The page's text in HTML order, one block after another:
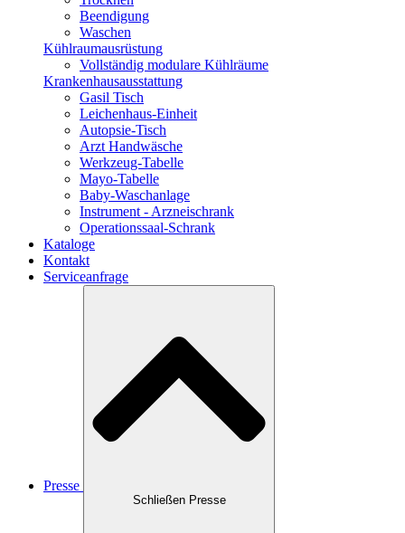
Beendigung
Waschen
Kühlraumausrüstung
Vollständig modulare Kühlräume
Krankenhausausstattung
Gasil Tisch
Leichenhaus-Einheit
Autopsie-Tisch
Arzt Handwäsche
Werkzeug-Tabelle
Mayo-Tabelle
Baby-Waschanlage
Instrument - Arzneischrank
Operationssaal-Schrank
Kataloge
Kontakt
Serviceanfrage
Presse
Schließen Presse